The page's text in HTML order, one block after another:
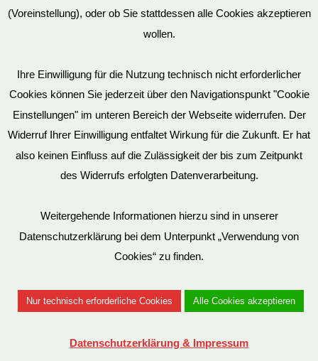
Impressum
Bitte beachten Sie, dass wir für einen zunehmenden Teil der von
uns hergestellten SM-Möbel deutsche Geschmacksmuster beim
Deutschen Patent und Markenamt (DPMA) haben eintragen
Genehmigung zu benutzen. Entsprechende Verstöße werden von
uns juristisch verfolgt.
(Voreinstellung), oder ob Sie stattdessen alle Cookies akzeptieren
wollen.
Ihre Einwilligung für die Nutzung technisch nicht erforderlicher
Cookies können Sie jederzeit über den Navigationspunkt "Cookie
Einstellungen" im unteren Bereich der Webseite widerrufen. Der
Widerruf Ihrer Einwilligung entfaltet Wirkung für die Zukunft. Er hat
also keinen Einfluss auf die Zulässigkeit der bis zum Zeitpunkt
des Widerrufs erfolgten Datenverarbeitung.
Weitergehende Informationen hierzu sind in unserer
Datenschutzerklärung bei dem Unterpunkt „Verwendung von
Cookies“ zu finden.
Nur technisch erforderliche Cookies Alle Cookies akzeptieren
Datenschutzerklärung & Impressum